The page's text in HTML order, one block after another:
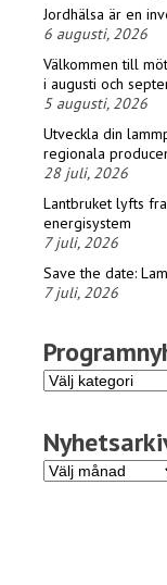
Jordhälsa är en
6 augusti, 2026
Välkommen till
i augusti och
5 augusti, 2026
Utveckla din
regionala
28 juli, 2026
Lantbruket lyfts
energisystem
7 juli, 2026
Save the date:
7 juli, 2026
Programnyheter
Nyhetsarkiv